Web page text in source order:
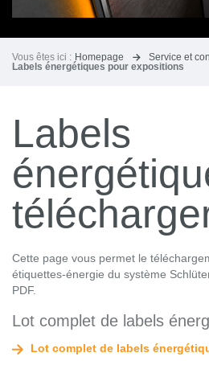
Vous êtes ici : Homepage
Service et
Labels énergétiques pour expositions
Labels
Cette page vous permet le
étiquettes-énergie du système
PDF.
Lot complet de labels
Lot complet de labels